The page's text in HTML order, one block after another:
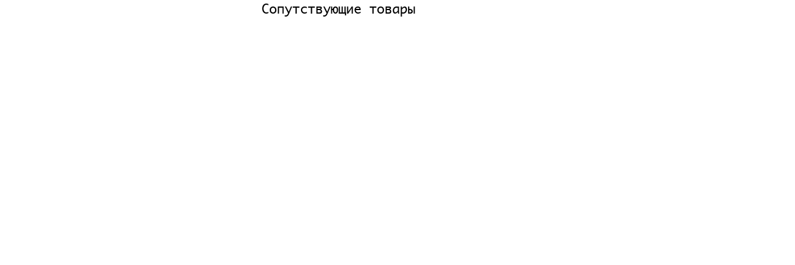
Сопутствующие товары